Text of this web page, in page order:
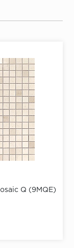
Q (9MQE)